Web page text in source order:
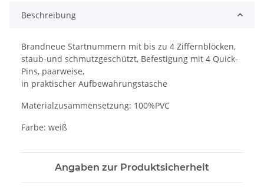
Beschreibung
Brandneue Startnummern mit bis zu 4 Ziffernblöcken,
staub-und schmutzgeschützt, Befestigung mit 4 Quick-
Pins, paarweise,
in praktischer Aufbewahrungstasche
Materialzusammensetzung: 100%PVC
Farbe: weiß
Angaben zur Produktsicherheit